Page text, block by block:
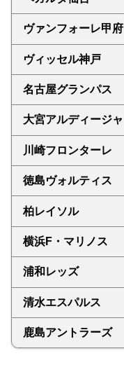
ヴァンフォーレ甲府
ヴィッセル神戸
名古屋グランパス
大宮アルディージャ
川崎フロンターレ
徳島ヴォルティス
柏レイソル
横浜F・マリノス
浦和レッズ
清水エスパルス
鹿島アントラーズ